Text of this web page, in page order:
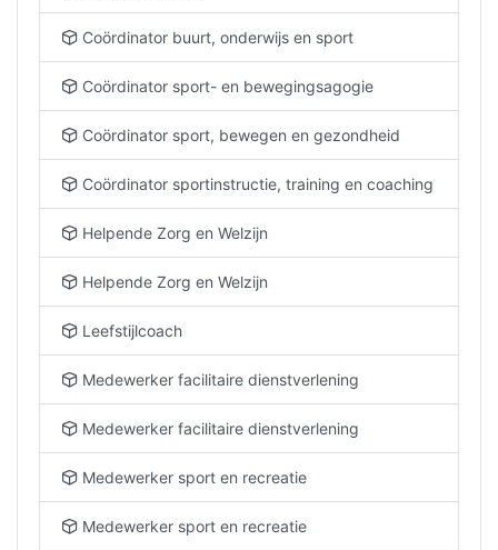
Coördinator buurt, onderwijs en sport
Coördinator sport- en bewegingsagogie
Coördinator sport, bewegen en gezondheid
Coördinator sportinstructie, training en coaching
Helpende Zorg en Welzijn
Helpende Zorg en Welzijn
Leefstijlcoach
Medewerker facilitaire dienstverlening
Medewerker facilitaire dienstverlening
Medewerker sport en recreatie
Medewerker sport en recreatie